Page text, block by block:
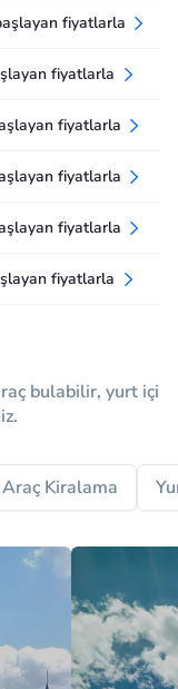
fiyatlarla
fiyatlarla
fiyatlarla
fiyatlarla
fiyatlarla
fiyatlarla
bulabilir, yurt içi
Araç Kiralama